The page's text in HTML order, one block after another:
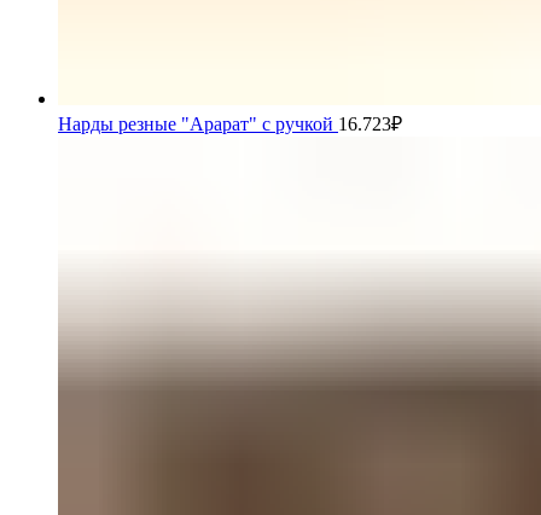
Нарды резные "Арарат" с ручкой 16.723₽